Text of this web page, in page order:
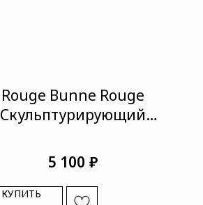
Rouge Bunne Rouge
Скульптурирующий
Skinny Brow Master
5 100 ₽
КУПИТЬ